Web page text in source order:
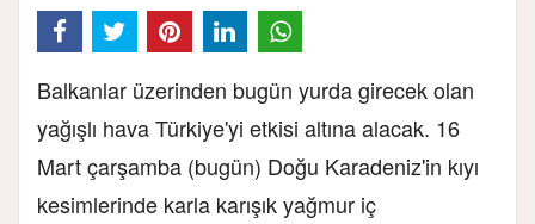
Balkanlar üzerinden bugün yurda girecek olan
yağışlı hava Türkiye'yi etkisi altına alacak. 16
Mart çarşamba (bugün) Doğu Karadeniz'in kıyı
kesimlerinde karla karışık yağmur iç